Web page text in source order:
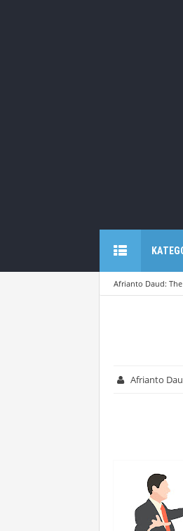
Afrianto Daud:
Afrianto